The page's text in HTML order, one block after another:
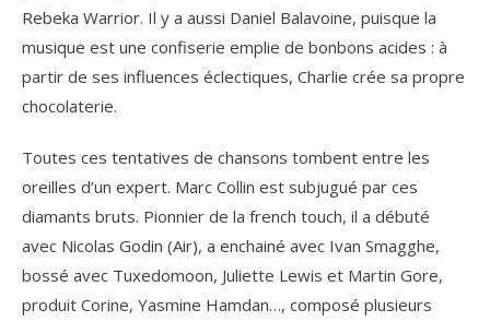
Rebeka Warrior. Il y a aussi Daniel Balavoine, puisque la
musique est une confiserie emplie de bonbons acides : à
partir de ses influences éclectiques, Charlie crée sa propre
chocolaterie.
Toutes ces tentatives de chansons tombent entre les
oreilles d’un expert. Marc Collin est subjugué par ces
diamants bruts. Pionnier de la french touch, il a débuté
avec Nicolas Godin (Air), a enchainé avec Ivan Smagghe,
bossé avec Tuxedomoon, Juliette Lewis et Martin Gore,
produit Corine, Yasmine Hamdan…, composé plusieurs